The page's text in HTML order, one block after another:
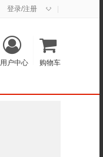
登录/注册 ◇
购物车
用户中心